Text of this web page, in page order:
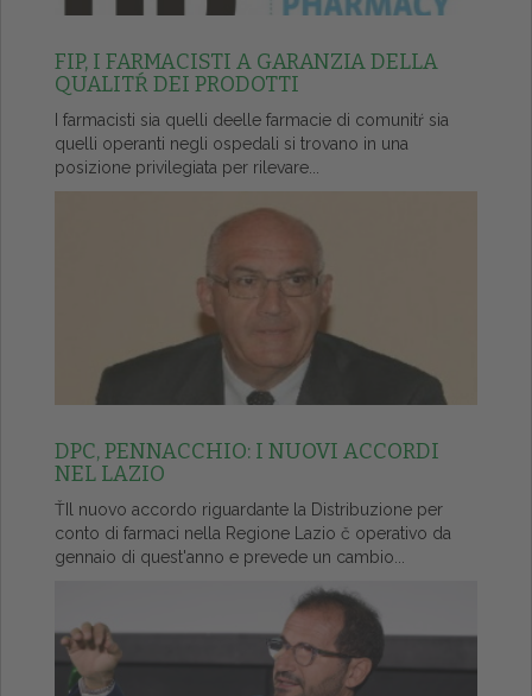
FIP, I FARMACISTI A GARANZIA DELLA
QUALITŔ DEI PRODOTTI
I farmacisti sia quelli deelle farmacie di comunitŕ sia
quelli operanti negli ospedali si trovano in una
posizione privilegiata per rilevare...
DPC, PENNACCHIO: I NUOVI ACCORDI
NEL LAZIO
ŤIl nuovo accordo riguardante la Distribuzione per
conto di farmaci nella Regione Lazio č operativo da
gennaio di quest'anno e prevede un cambio...